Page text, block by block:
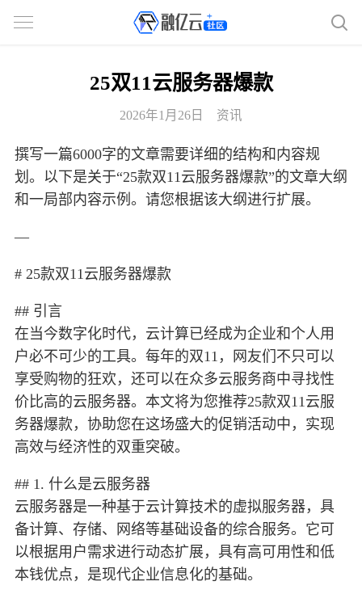
25双11云服务器爆款
2026年1月26日 资讯
撰写一篇6000字的文章需要详细的结构和内容规
划。以下是关于“25款双11云服务器爆款”的文章大纲
和一局部内容示例。请您根据该大纲进行扩展。
—
# 25款双11云服务器爆款
## 引言
在当今数字化时代，云计算已经成为企业和个人用
户必不可少的工具。每年的双11，网友们不只可以
享受购物的狂欢，还可以在众多云服务商中寻找性
价比高的云服务器。本文将为您推荐25款双11云服
务器爆款，协助您在这场盛大的促销活动中，实现
高效与经济性的双重突破。
## 1. 什么是云服务器
云服务器是一种基于云计算技术的虚拟服务器，具
备计算、存储、网络等基础设备的综合服务。它可
以根据用户需求进行动态扩展，具有高可用性和低
本钱优点，是现代企业信息化的基础。